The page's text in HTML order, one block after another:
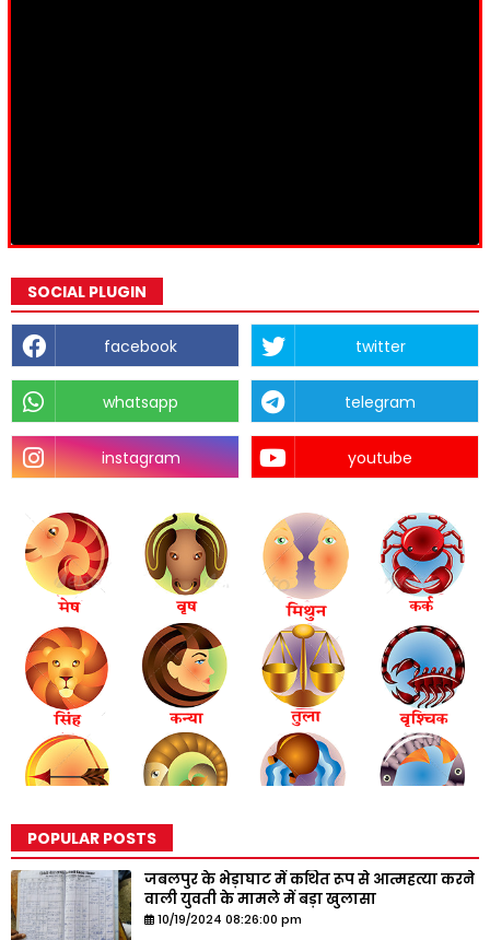
SOCIAL PLUGIN
facebook twitter
whatsapp telegram
instagram youtube
POPULAR POSTS
जबलपुर के भेड़ाघाट में कथित रूप से आत्महत्या करने
वाली युवती के मामले में बड़ा खुलासा
10/19/2024 08:26:00 pm